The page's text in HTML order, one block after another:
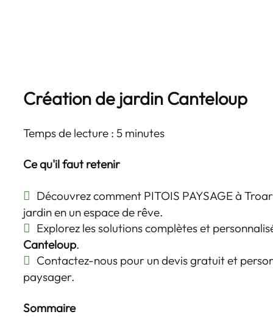
Création de jardin Canteloup
Temps de lecture : 5 minutes
Ce qu'il faut retenir
Découvrez comment PITOIS PAYSAGE à
jardin en un espace de rêve.
Explorez les solutions complètes et
Canteloup.
Contactez-nous pour un devis gratuit et
paysager.
Sommaire